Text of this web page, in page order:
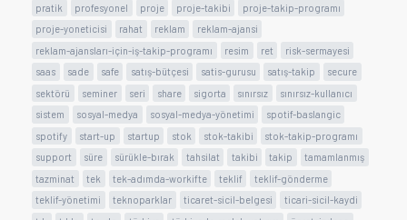
pratik
profesyonel proje proje-takibi
proje-takip-programı
proje-yoneticisi
rahat reklam
reklam-ajansi
reklam-ajansları-için-iş-takip-programı
resim ret
risk-sermayesi
saas
sade safe satış-bütçesi satis-gurusu satış-takip
secure
sektörü
seminer seri share sigorta sınırsız
sınırsız-kullanıcı
sistem
sosyal-medya sosyal-medya-yönetimi
spotif-baslangic
spotify
start-up startup stok stok-takibi
stok-takip-programı
support
süre sürükle-bırak tahsilat takibi takip
tamamlanmış
tazminat
tek tek-adımda-workifte teklif
teklif-gönderme
teklif-yönetimi
teknoparklar ticaret-sicil-belgesi
ticari-sicil-kaydi